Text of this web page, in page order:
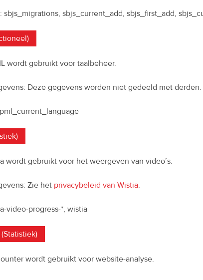
sbjs_migrations, sbjs_current_add, sbjs_first_add,
wordt gebruikt voor taalbeheer.
Deze gegevens worden niet gedeeld met derden.
wordt gebruikt voor het weergeven van video’s.
Zie het privacybeleid van Wistia.
video-progress-*, wistia
wordt gebruikt voor website-analyse.